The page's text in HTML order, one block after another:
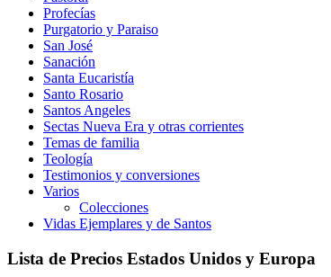
Profecías
Purgatorio y Paraiso
San José
Sanación
Santa Eucaristía
Santo Rosario
Santos Angeles
Sectas Nueva Era y otras corrientes
Temas de familia
Teología
Testimonios y conversiones
Varios
Colecciones
Vidas Ejemplares y de Santos
Lista de Precios Estados Unidos y Europa